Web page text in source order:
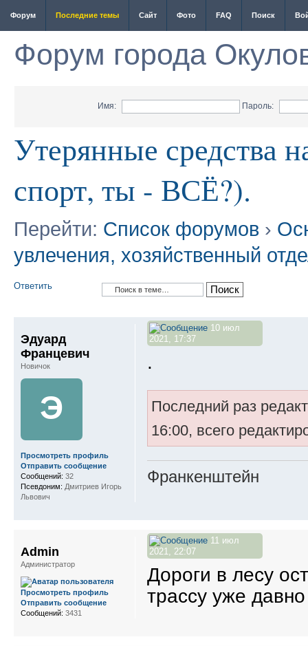
Форум Последние темы Сайт Фото FAQ Поиск
Форум города
Имя: Пароль:
Утерянные средства
спорт, ты - ВСЁ?).
Перейти: Список форумов ›
увлечения, хозяйственный
Ответить
10 июл
2021, 17:37
.
Последний раз
16:00, всего
Франкенштейн
Эдуард
Францевич
Новичок
Э
Просмотреть профиль
Отправить сообщение
Сообщений: 32
Псевдоним: Дмитриев Игорь
Львович
11 июл
2021, 22:07
Дороги в лесу
трассу уже
Admin
Администратор
Просмотреть профиль
Отправить сообщение
Сообщений: 3431